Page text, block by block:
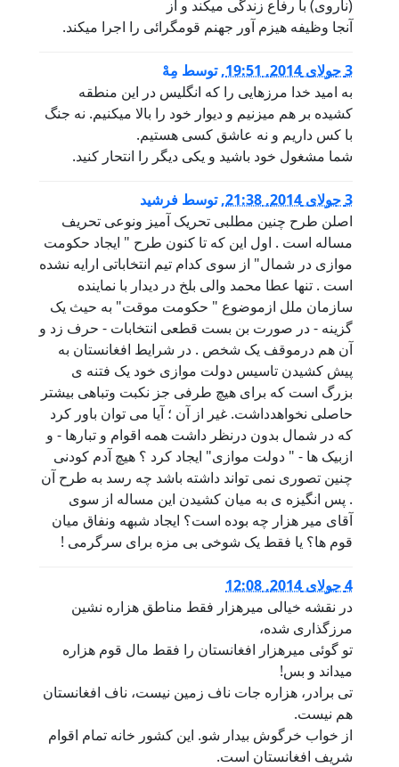
(ناروی) با رفاع زندگی میکند و از
آنجا وظیفه هیزم آور جهنم قومگرائی را اجرا میکند.
3 جولای 2014, 19:51 ,توسط مِهْ
به امید خدا مرزهایی را که انگلیس در این منطقه
کشیده بر هم میزنیم و دیوار خود را بالا میکنیم. نه جنگ
با کس داریم و نه عاشق کسی هستیم.
شما مشغول خود باشید و یکی دیگر را انتحار کنید.
3 جولای 2014, 21:38 ,توسط فرشید
اصلن طرح چنین مطلبی تحریک آمیز ونوعی تحریف
مساله است . اول این که تا کنون طرح " ایجاد حکومت
موازی در شمال" از سوی کدام تیم انتخاباتی ارایه نشده
است . تنها عطا محمد والی بلخ در دیدار با نماینده
سازمان ملل ازموضوع " حکومت موقت" به حیث یک
گزینه - در صورت بن بست قطعی انتخابات - حرف زد و
آن هم درموقف یک شخص . در شرایط افغانستان به
پیش کشیدن تاسیس دولت موازی خود یک فتنه ی
بزرگ است که برای هیچ طرفی جز نکبت وتباهی بیشتر
حاصلی نخواهدداشت. غیر از آن ؛ آیا می توان باور کرد
که در شمال بدون درنظر داشت همه اقوام و تبارها - و
ازبیک ها - " دولت موازی" ایجاد کرد ؟ هیچ آدم کودنی
چنین تصوری نمی تواند داشته باشد چه رسد به طرح آن
. پس انگیزه ی به میان کشیدن این مساله از سوی
آقای میر هزار چه بوده است؟ ایجاد شبهه ونفاق میان
قوم ها؟ یا فقط یک شوخی بی مزه برای سرگرمی !
4 جولای 2014, 12:08
در نقشه خیالی میرهزار فقط مناطق هزاره نشین
مرزگذاری شده،
تو گوئی میرهزار افغانستان را فقط مال قوم هزاره
میداند و بس!
تی برادر، هزاره جات ناف زمین نیست، ناف افغانستان
هم نیست.
از خواب خرگوش بیدار شو. این کشور خانه تمام اقوام
شریف افغانستان است.